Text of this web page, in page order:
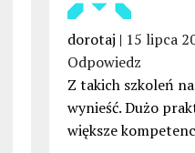
dorotaj | 15 lipca
Odpowiedz
Z takich szkoleń
wynieść. Dużo
większe